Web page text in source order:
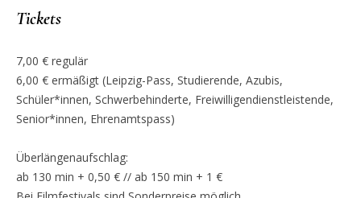
Tickets
7,00 € regulär
6,00 € ermäßigt (Leipzig-Pass, Studierende, Azubis,
Schüler*innen, Schwerbehinderte, Freiwilligendienstleistende,
Senior*innen, Ehrenamtspass)
Überlängenaufschlag:
ab 130 min + 0,50 € // ab 150 min + 1 €